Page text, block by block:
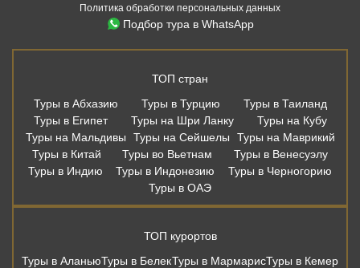
Политика обработки персональных данных
Подбор тура в WhatsApp
ТОП стран
Туры в Абхазию
Туры в Турцию
Туры в Таиланд
Туры в Египет
Туры на Шри Ланку
Туры на Кубу
Туры на Мальдивы
Туры на Сейшелы
Туры на Маврикий
Туры в Китай
Туры во Вьетнам
Туры в Венесуэлу
Туры в Индию
Туры в Индонезию
Туры в Черногорию
Туры в ОАЭ
ТОП курортов
Туры в АланьюТуры в БелекТуры в МармарисТуры в Кемер